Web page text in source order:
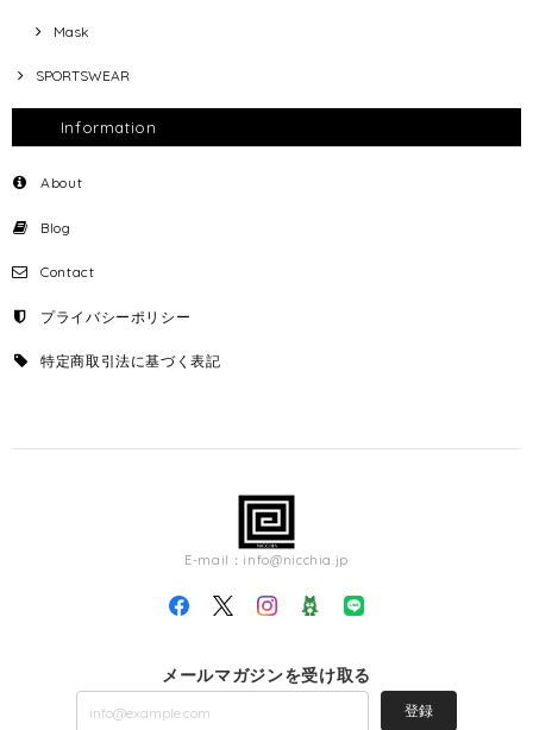
Mask
SPORTSWEAR
Information
About
Blog
Contact
プライバシーポリシー
特定商取引法に基づく表記
E-mail： info@nicchia.jp
メールマガジンを受け取る
登録